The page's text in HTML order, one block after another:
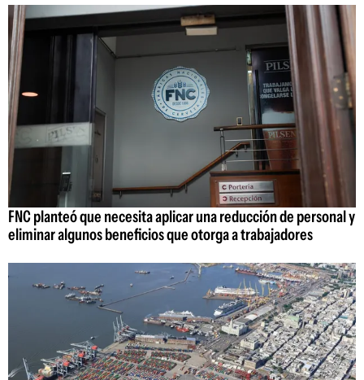
FNC planteó que necesita aplicar una reducción de personal y
eliminar algunos beneficios que otorga a trabajadores